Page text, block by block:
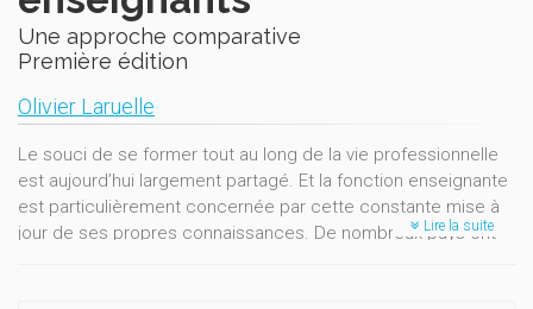
Une approche comparative
Première édition
Olivier Laruelle
Le souci de se former tout au long de la vie professionnelle
est aujourd’hui largement partagé. Et la fonction enseignante
est particulièrement concernée par cette constante mise à
jour de ses propres connaissances. De nombreux pays ont
Lire la suite